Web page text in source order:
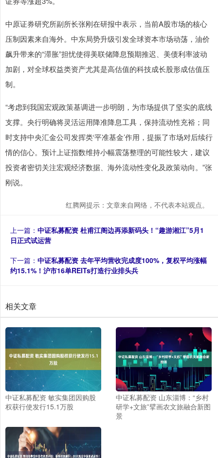
中原证券研究所副所长张刚在研报中表示，当前A股市场的核心
压制因素来自海外。中东局势升级引发全球资本市场动荡，油价
飙升带来的“滞胀”担忧使得美联储降息预期推迟、美债利率波动
加剧，对全球权益类资产尤其是高估值的科技成长股形成估值压
制。
“考虑到我国宏观政策基调进一步明朗，为市场提供了坚实的底线
支撑。央行明确将灵活运用降准降息工具，保持流动性充裕；同
时支持中央汇金公司发挥类‘平准基金’作用，提振了市场对后续行
情的信心。预计上证指数维持小幅震荡整理的可能性较大，建议
投资者密切关注宏观经济数据、海外流动性变化及政策动向。”张
刚说。
红腾网提示：文章来自网络，不代表本站观点。
上一篇： 中证私募配资 杜甫江阁边再添新码头！“趣游湘江”5月1
日正式试运营
下一篇： 中证私募配资 去年平均营收完成度100%，复权平均涨幅
约15.1%！沪市16单REITs打造行业排头兵
相关文章
中证私募配资 敏实集团因购股
权获行使发行15.1万股
中证私募配资 山东淄博：“乡村
研学+文旅”擘画农文旅融合新图
景